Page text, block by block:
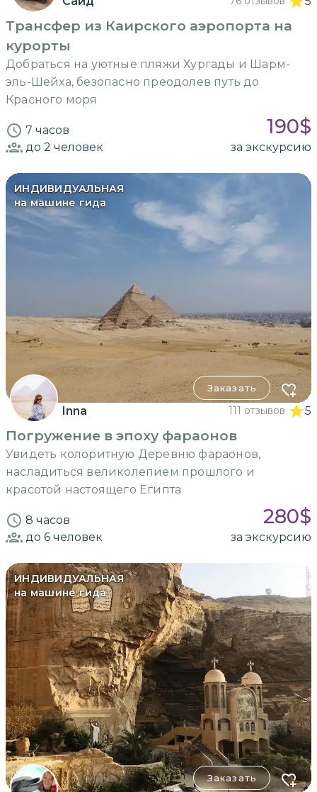
Трансфер из Каирского аэропорта на
курорты
Добраться на уютные пляжи Хургады и Шарм-
эль-Шейха, безопасно преодолев путь до
Красного моря
7 часов 190$
до 2 человек за экскурсию
ИНДИВИДУАЛЬНАЯ
на машине гида
Заказать
Inna 111 отзывов 5
Погружение в эпоху фараонов
Увидеть колоритную Деревню фараонов,
насладиться великолепием прошлого и
красотой настоящего Египта
8 часов 280$
до 6 человек за экскурсию
ИНДИВИДУАЛЬНАЯ
на машине гида
Заказать